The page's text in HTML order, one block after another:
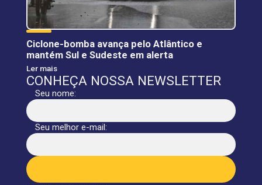
Ciclone-bomba avança pelo Atlântico e
mantém Sul e Sudeste em alerta
Ler mais
CONHEÇA NOSSA NEWSLETTER
Seu nome:
Seu melhor e-mail: